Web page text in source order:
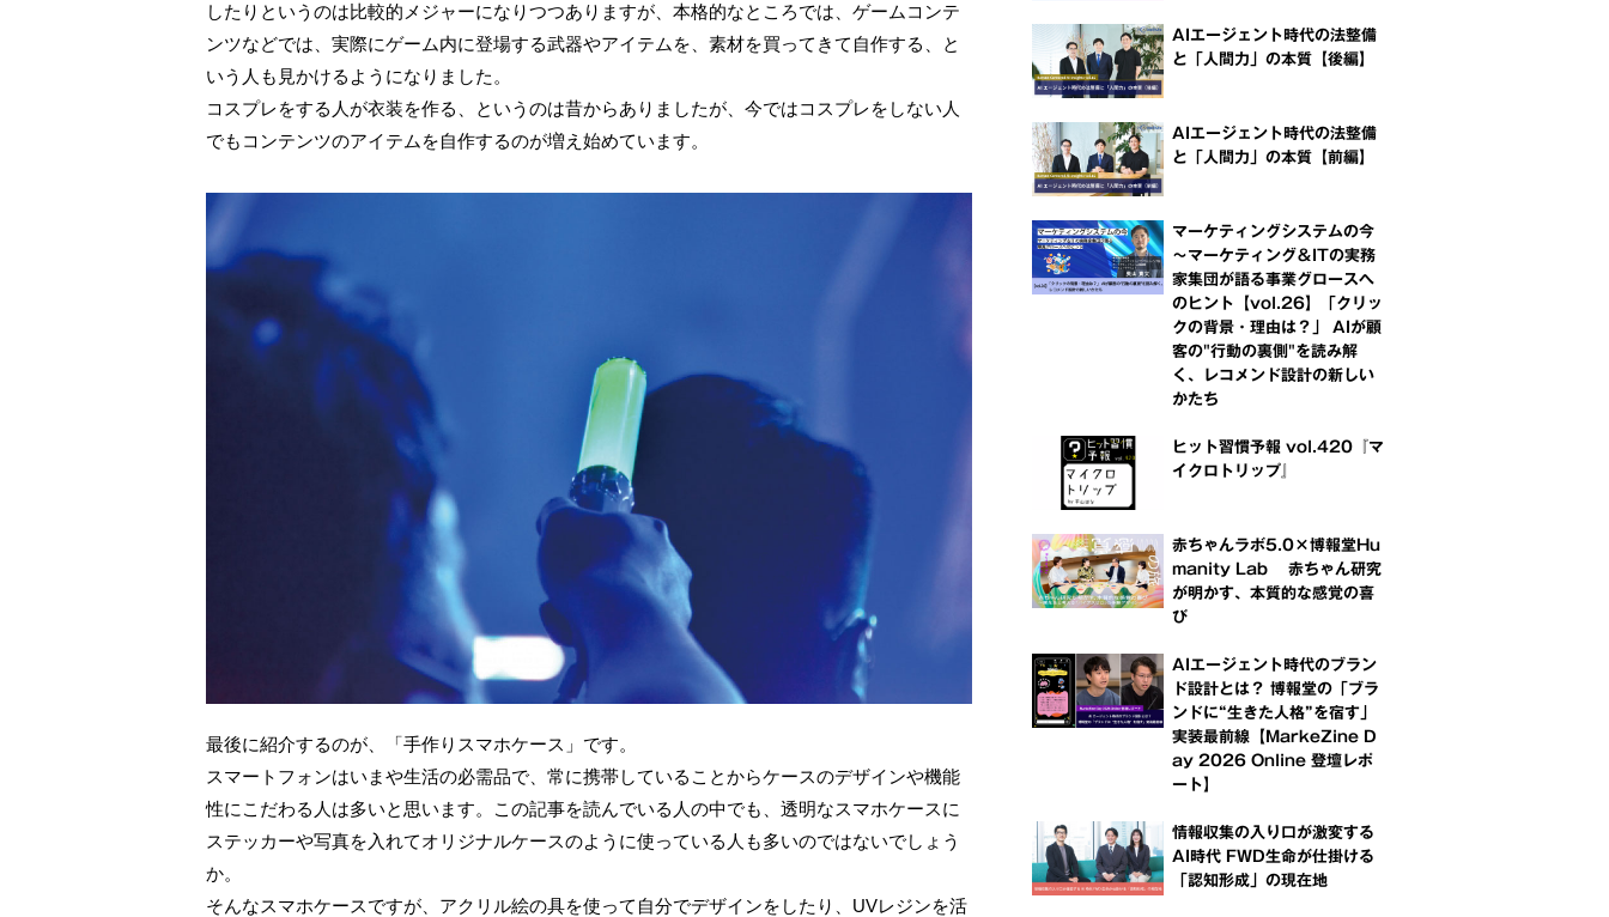
したりというのは比較的メジャーになりつつありますが、本格的なところでは、ゲームコンテ
ンツなどでは、実際にゲーム内に登場する武器やアイテムを、素材を買ってきて自作する、と
いう人も見かけるようになりました。
コスプレをする人が衣装を作る、というのは昔からありましたが、今ではコスプレをしない人
でもコンテンツのアイテムを自作するのが増え始めています。
最後に紹介するのが、「手作りスマホケース」です。
スマートフォンはいまや生活の必需品で、常に携帯していることからケースのデザインや機能
性にこだわる人は多いと思います。この記事を読んでいる人の中でも、透明なスマホケースに
ステッカーや写真を入れてオリジナルケースのように使っている人も多いのではないでしょう
か。
そんなスマホケースですが、アクリル絵の具を使って自分でデザインをしたり、UVレジンを活
AIエージェント時代の法整備
と「人間力」の本質【後編】
AIエージェント時代の法整備
と「人間力」の本質【前編】
マーケティングシステムの今
～マーケティング＆ITの実務
家集団が語る事業グロースへ
のヒント【vol.26】「クリッ
クの背景・理由は？」 AIが顧
客の"行動の裏側"を読み解
く、レコメンド設計の新しい
かたち
ヒット習慣予報 vol.420『マ
イクロトリップ』
赤ちゃんラボ5.0×博報堂Hu
manity Lab 赤ちゃん研究
が明かす、本質的な感覚の喜
び
AIエージェント時代のブラン
ド設計とは？ 博報堂の「ブラ
ンドに“生きた人格”を宿す」
実装最前線【MarkeZine D
ay 2026 Online 登壇レポ
ート】
情報収集の入り口が激変する
AI時代 FWD生命が仕掛ける
「認知形成」の現在地